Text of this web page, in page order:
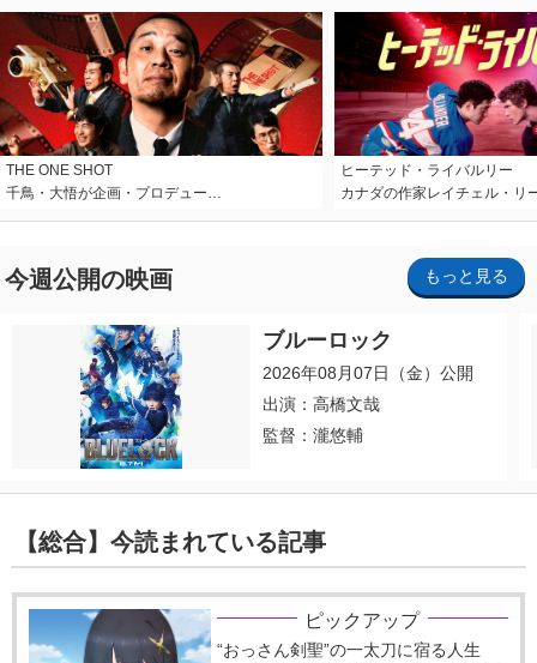
THE ONE SHOT
千鳥・大悟が企画・プロデュー…
ヒーテッド・ライバルリー
カナダの作家レイチェル・リ
今週公開の映画 もっと見る
ブルーロック
2026年08月07日（金）公開
出演：高橋文哉
監督：瀧悠輔
【総合】今読まれている記事
ピックアップ
“おっさん剣聖”の一太刀に宿る人生